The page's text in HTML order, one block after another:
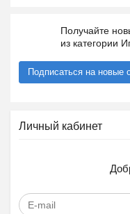
Получайте
из категории
Подписаться на новые
Личный кабинет